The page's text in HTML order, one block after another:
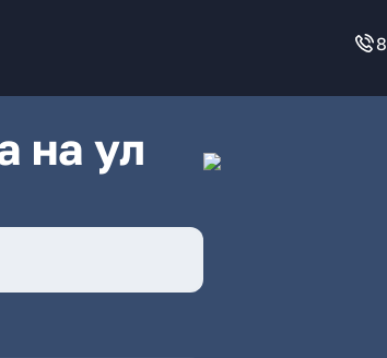
на ул